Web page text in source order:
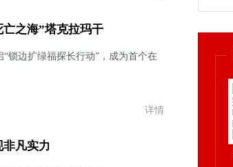
之海”塔克拉玛干
锁边扩绿福探长行动”，成为首个在
详情
非凡实力